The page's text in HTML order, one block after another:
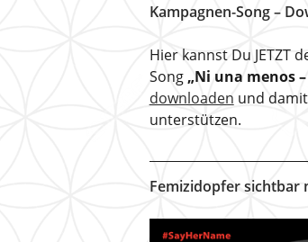
Kampagnen-Song –
Hier kannst Du JETZT
Song „Ni una menos
downloaden und
unterstützen.
Femizidopfer sichtbar